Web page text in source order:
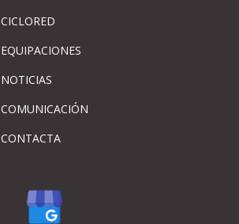
CICLORED
EQUIPACIONES
NOTICIAS
COMUNICACIÓN
CONTACTA